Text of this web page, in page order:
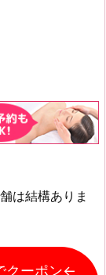
は結構ありま
クーポン←